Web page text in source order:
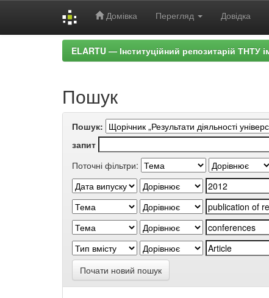
Домівка Перегляд Довідка
ELARTU — Інституційний репозитарій ТНТУ
Пошук
Пошук:
запит
Поточні фільтри:
Почати новий пошук